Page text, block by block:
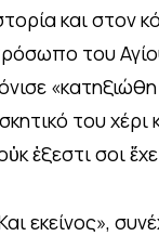
και στον
του
του
ἐξεστι σοι
εκείνος»,